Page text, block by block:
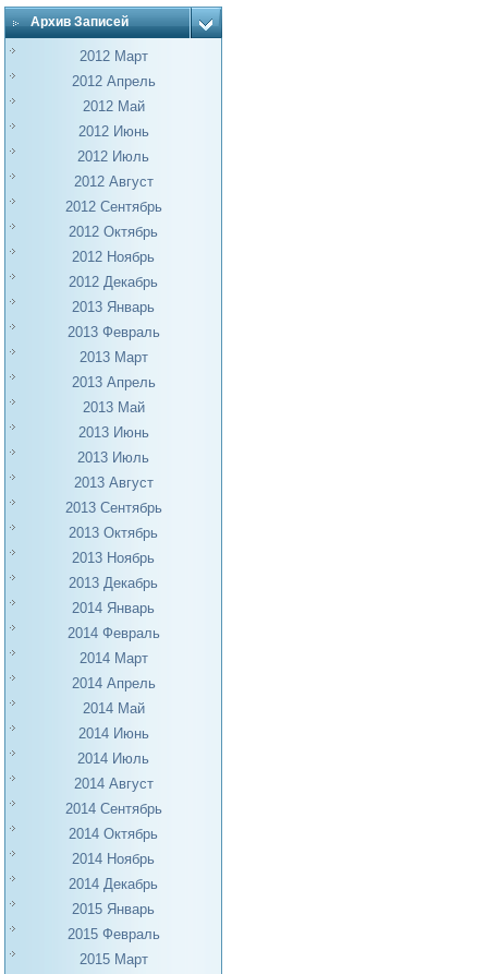
Архив Записей
2012 Март
2012 Апрель
2012 Май
2012 Июнь
2012 Июль
2012 Август
2012 Сентябрь
2012 Октябрь
2012 Ноябрь
2012 Декабрь
2013 Январь
2013 Февраль
2013 Март
2013 Апрель
2013 Май
2013 Июнь
2013 Июль
2013 Август
2013 Сентябрь
2013 Октябрь
2013 Ноябрь
2013 Декабрь
2014 Январь
2014 Февраль
2014 Март
2014 Апрель
2014 Май
2014 Июнь
2014 Июль
2014 Август
2014 Сентябрь
2014 Октябрь
2014 Ноябрь
2014 Декабрь
2015 Январь
2015 Февраль
2015 Март